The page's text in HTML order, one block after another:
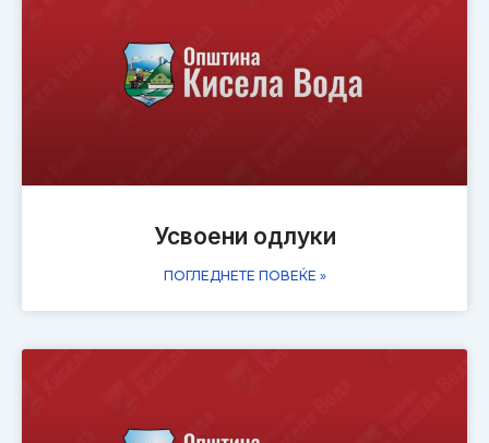
Усвоени одлуки
ПОГЛЕДНЕТЕ ПОВЕЌЕ »